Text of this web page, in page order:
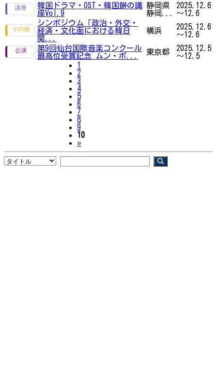
韓国ドラマ・OST・韓国餅の講
座Vol.9
静岡県
静岡...
2025.12.6
～12.6
シンポジウム「政治・外交・
経済・文化面における韓日
関...
横浜
2025.12.6
～12.6
第9回仙台国際音楽コンクール
最高位受賞記念 ムン・ボ...
東京都
2025.12.5
～12.5
1
2
3
4
5
6
7
8
9
10
»Next